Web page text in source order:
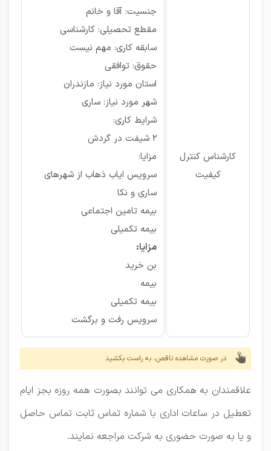
کارشناس کنترل
کیفیت
جنسیت: آقا و خانم
مقطع تحصیلی: کارشناسی
سابقه کاری: مهم نیست
حقوق: توافقی
استان مورد نیاز: مازندران
شهر مورد نیاز: ساری
شرایط کاری:
2 شیفت در گردش
مزایا:
سرویس ایاب ذهاب از شهرهای
ساری و نکا
بیمه تامین اجتماعی
بیمه تکمیلی
مزایا:
بن خرید
بیمه
بیمه تکمیلی
سرویس رفت و برگشت
در صورت مشاهده ناقص، به راست بکشید
علاقمندان به همکاری می توانند بصورت همه روزه بجز ایام
تعطیل در ساعات اداری با شماره تماس ثابت تماس حاصل
و یا به صورت حضوری به شرکت مراجعه نمایند.